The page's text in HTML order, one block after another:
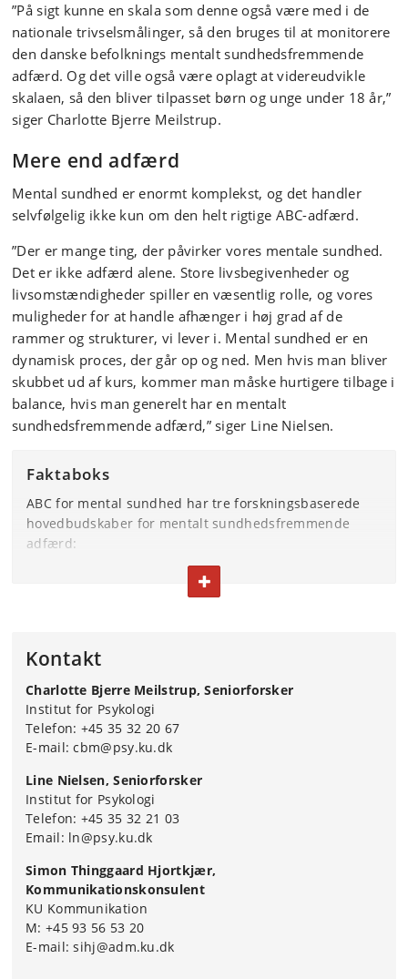
”På sigt kunne en skala som denne også være med i de
nationale trivselsmålinger, så den bruges til at monitorere
den danske befolknings mentalt sundhedsfremmende
adfærd. Og det ville også være oplagt at videreudvikle
skalaen, så den bliver tilpasset børn og unge under 18 år,”
siger Charlotte Bjerre Meilstrup.
Mere end adfærd
Mental sundhed er enormt komplekst, og det handler
selvfølgelig ikke kun om den helt rigtige ABC-adfærd.
”Der er mange ting, der påvirker vores mentale sundhed.
Det er ikke adfærd alene. Store livsbegivenheder og
livsomstændigheder spiller en væsentlig rolle, og vores
muligheder for at handle afhænger i høj grad af de
rammer og strukturer, vi lever i. Mental sundhed er en
dynamisk proces, der går op og ned. Men hvis man bliver
skubbet ud af kurs, kommer man måske hurtigere tilbage i
balance, hvis man generelt har en mentalt
sundhedsfremmende adfærd,” siger Line Nielsen.
Faktaboks
ABC for mental sundhed har tre forskningsbaserede
hovedbudskaber for mentalt sundhedsfremmende
adfærd:
A) Gør noget aktivt, B) Gør noget sammen, C) Gør noget
partnerskabstankegang, hvor indsatsen løftes i
kommuner.
På Københavns Universitet er ABC for mental sundhed
forankret på Institut for Psykologi, hvor Charlotte Bjerre
Meilstrup er projektchef, og Line Nielsen er
projektleder.
Skalaen er beskrevet i den videnskabelige artikel
‘Measuring Mental Health Promoting Behaviours:
Development and Psychometric Properties of a Danish
Act Belong Commit - Mental Health Promoting
Behaviours (ABC-MHPB) Scale’, som er udgivet i
tidsskriftet International Journal of Mental Health
Promotion.
FOLD TEKST IND ELLER UD
Kontakt
Charlotte Bjerre Meilstrup, Seniorforsker
Institut for Psykologi
Telefon: +45 35 32 20 67
E-mail: cbm@psy.ku.dk
Line Nielsen, Seniorforsker
Institut for Psykologi
Telefon: +45 35 32 21 03
Email: ln@psy.ku.dk
Simon Thinggaard Hjortkjær,
Kommunikationskonsulent
KU Kommunikation
M: +45 93 56 53 20
E-mail: sihj@adm.ku.dk